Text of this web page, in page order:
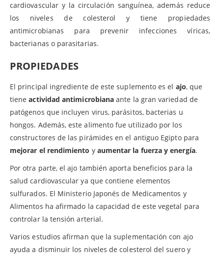
cardiovascular y la circulación sanguínea, además reduce
los niveles de colesterol y tiene propiedades
antimicrobianas para prevenir infecciones víricas,
bacterianas o parasitarias.
PROPIEDADES
El principal ingrediente de este suplemento es el ajo, que
tieneactividad antimicrobiana ante la gran variedad de
patógenos que incluyen virus, parásitos, bacterias u
hongos. Además, este alimento fue utilizado por los
constructores de las pirámides en el antiguo Egipto para
mejorar el rendimiento y aumentar la fuerza y energía.
Por otra parte, el ajo también aporta beneficios para la
salud cardiovascular ya que contiene elementos
sulfurados. El Ministerio Japonés de Medicamentos y
Alimentos ha afirmado la capacidad de este vegetal para
controlar la tensión arterial.
Varios estudios afirman que la suplementación con ajo
ayuda a disminuir los niveles de colesterol del suero y